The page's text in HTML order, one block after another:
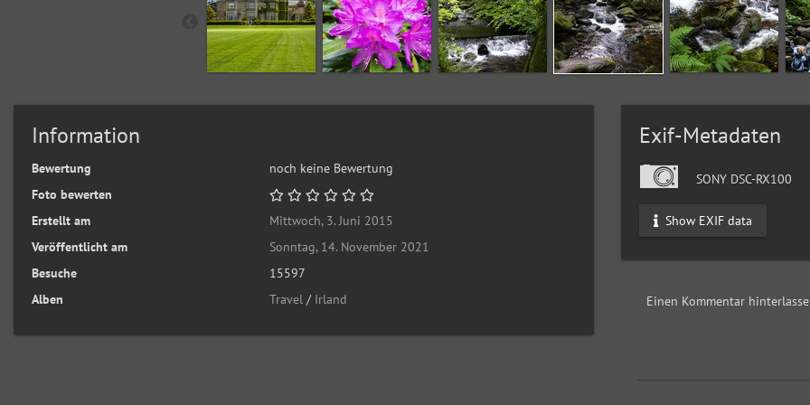
Information
Bewertung
noch keine Bewertung
Foto bewerten
Erstellt am
Mittwoch, 3. Juni 2015
Veröffentlicht am
Sonntag, 14. November 2021
Besuche
15597
Alben
Travel / Irland
Exif-Metadaten
SONY DSC-RX100
Show EXIF data
Einen Kommentar